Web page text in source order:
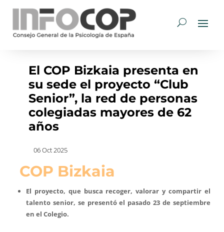
El COP Bizkaia presenta en
su sede el proyecto “Club
Senior”, la red de personas
colegiadas mayores de 62
años
06 Oct 2025
COP Bizkaia
El proyecto, que busca recoger, valorar y compartir el
talento senior, se presentó el pasado 23 de septiembre
en el Colegio.